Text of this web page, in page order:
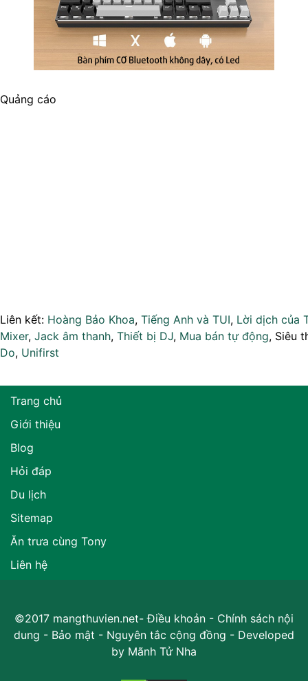
Quảng cáo
Liên kết: Hoàng Bảo Khoa, Tiếng Anh và TUI, Lời dịch của
Mixer, Jack âm thanh, Thiết bị DJ, Mua bán tự động, Siêu
Do, Unifirst
Trang chủ
Giới thiệu
Blog
Hỏi đáp
Du lịch
Sitemap
Ăn trưa cùng Tony
Liên hệ
©2017 mangthuvien.net-Điều khoản - Chính sách nội
dung - Bảo mật - Nguyên tắc cộng đồng - Developed
by Mãnh Tử Nha